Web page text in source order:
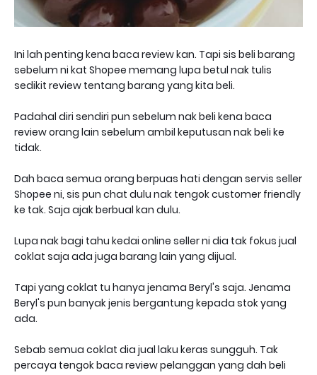
Ini lah penting kena baca review kan. Tapi sis beli barang
sebelum ni kat Shopee memang lupa betul nak tulis
sedikit review tentang barang yang kita beli.
Padahal diri sendiri pun sebelum nak beli kena baca
review orang lain sebelum ambil keputusan nak beli ke
tidak.
Dah baca semua orang berpuas hati dengan servis seller
Shopee ni, sis pun chat dulu nak tengok customer friendly
ke tak. Saja ajak berbual kan dulu.
Lupa nak bagi tahu kedai online seller ni dia tak fokus jual
coklat saja ada juga barang lain yang dijual.
Tapi yang coklat tu hanya jenama Beryl's saja. Jenama
Beryl's pun banyak jenis bergantung kepada stok yang
ada.
Sebab semua coklat dia jual laku keras sungguh. Tak
percaya tengok baca review pelanggan yang dah beli